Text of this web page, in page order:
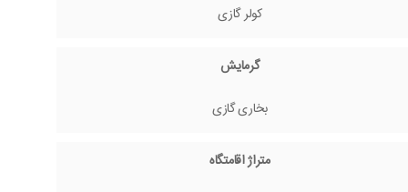
کولر گازی
گرمایش
بخاری گازی
متراژ اقامتگاه